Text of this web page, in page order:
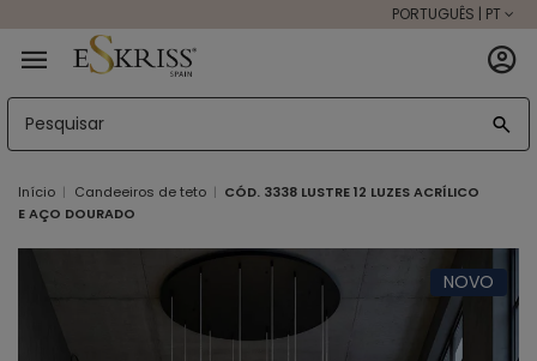
PORTUGUÊS | PT
Início Candeeiros de teto
CÓD. 3338 LUSTRE 12 LUZES ACRÍLICO
E AÇO DOURADO
NOVO